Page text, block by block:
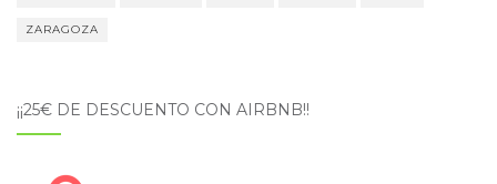
ZARAGOZA
¡¡25€ DE DESCUENTO CON AIRBNB!!